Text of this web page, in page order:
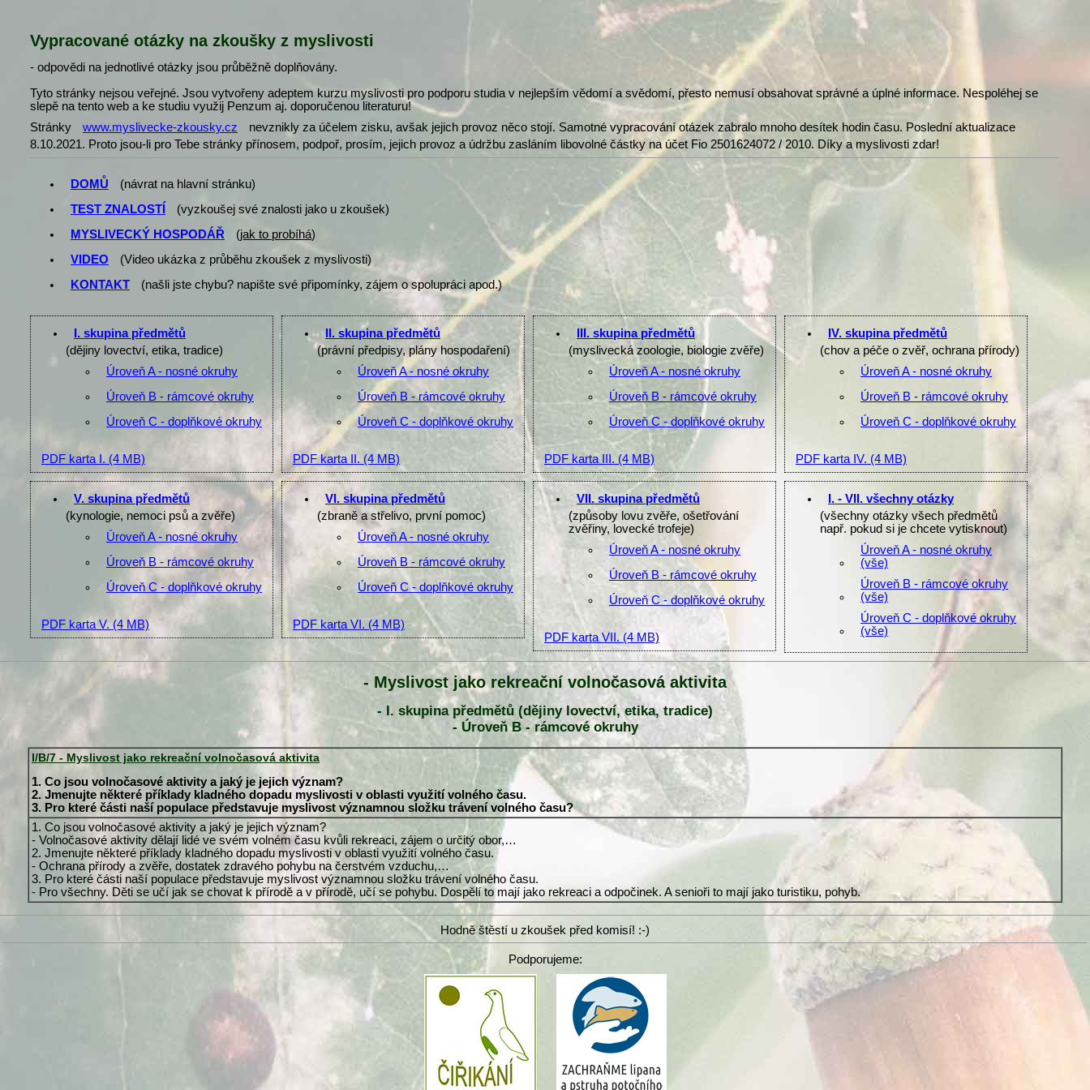
Vypracované otázky na zkoušky z myslivosti
- odpovědi na jednotlivé otázky jsou průběžně doplňovány.
Tyto stránky nejsou veřejné. Jsou vytvořeny adeptem kurzu myslivosti pro podporu studia v nejlepším vědomí a svědomí, přesto nemusí obsahovat správné a úplné informace. Nespoléhej se
slepě na tento web a ke studiu využij Penzum aj. doporučenou literaturu!
Stránky
www.myslivecke-zkousky.cz
nevznikly za účelem zisku, avšak jejich provoz něco stojí. Samotné vypracování otázek zabralo mnoho desítek hodin času. Poslední aktualizace
8.10.2021. Proto jsou-li pro Tebe stránky přínosem, podpoř, prosím, jejich provoz a údržbu zasláním libovolné částky na účet Fio 2501624072 / 2010. Díky a myslivosti zdar!
DOMŮ
(návrat na hlavní stránku)
TEST ZNALOSTÍ
(vyzkoušej své znalosti jako u zkoušek)
MYSLIVECKÝ HOSPODÁŘ
(jak to probíhá)
VIDEO
(Video ukázka z průběhu zkoušek z myslivosti)
KONTAKT
(našli jste chybu? napište své připomínky, zájem o spolupráci apod.)
I. skupina předmětů
(dějiny lovectví, etika, tradice)
Úroveň A - nosné okruhy
Úroveň B - rámcové okruhy
Úroveň C - doplňkové okruhy
PDF karta I. (4 MB)
II. skupina předmětů
(právní předpisy, plány hospodaření)
Úroveň A - nosné okruhy
Úroveň B - rámcové okruhy
Úroveň C - doplňkové okruhy
PDF karta II. (4 MB)
III. skupina předmětů
(myslivecká zoologie, biologie zvěře)
Úroveň A - nosné okruhy
Úroveň B - rámcové okruhy
Úroveň C - doplňkové okruhy
PDF karta III. (4 MB)
IV. skupina předmětů
(chov a péče o zvěř, ochrana přírody)
Úroveň A - nosné okruhy
Úroveň B - rámcové okruhy
Úroveň C - doplňkové okruhy
PDF karta IV. (4 MB)
V. skupina předmětů
(kynologie, nemoci psů a zvěře)
Úroveň A - nosné okruhy
Úroveň B - rámcové okruhy
Úroveň C - doplňkové okruhy
PDF karta V. (4 MB)
VI. skupina předmětů
(zbraně a střelivo, první pomoc)
Úroveň A - nosné okruhy
Úroveň B - rámcové okruhy
Úroveň C - doplňkové okruhy
PDF karta VI. (4 MB)
VII. skupina předmětů
(způsoby lovu zvěře, ošetřování
zvěřiny, lovecké trofeje)
Úroveň A - nosné okruhy
Úroveň B - rámcové okruhy
Úroveň C - doplňkové okruhy
PDF karta VII. (4 MB)
I. - VII. všechny otázky
(všechny otázky všech předmětů
např. pokud si je chcete vytisknout)
Úroveň A - nosné okruhy
(vše)
Úroveň B - rámcové okruhy
(vše)
Úroveň C - doplňkové okruhy
(vše)
- Myslivost jako rekreační volnočasová aktivita
- I. skupina předmětů (dějiny lovectví, etika, tradice)
- Úroveň B - rámcové okruhy
I/B/7 - Myslivost jako rekreační volnočasová aktivita
1. Co jsou volnočasové aktivity a jaký je jejich význam?
2. Jmenujte některé příklady kladného dopadu myslivosti v oblasti využití volného času.
3. Pro které části naší populace představuje myslivost významnou složku trávení volného času?
1. Co jsou volnočasové aktivity a jaký je jejich význam?
- Volnočasové aktivity dělají lidé ve svém volném času kvůli rekreaci, zájem o určitý obor,…
2. Jmenujte některé příklady kladného dopadu myslivosti v oblasti využití volného času.
- Ochrana přírody a zvěře, dostatek zdravého pohybu na čerstvém vzduchu,…
3. Pro které části naší populace představuje myslivost významnou složku trávení volného času.
- Pro všechny. Děti se učí jak se chovat k přírodě a v přírodě, učí se pohybu. Dospělí to mají jako rekreaci a odpočinek. A senioři to mají jako turistiku, pohyb.
Hodně štěstí u zkoušek před komisí! :-)
Podporujeme: